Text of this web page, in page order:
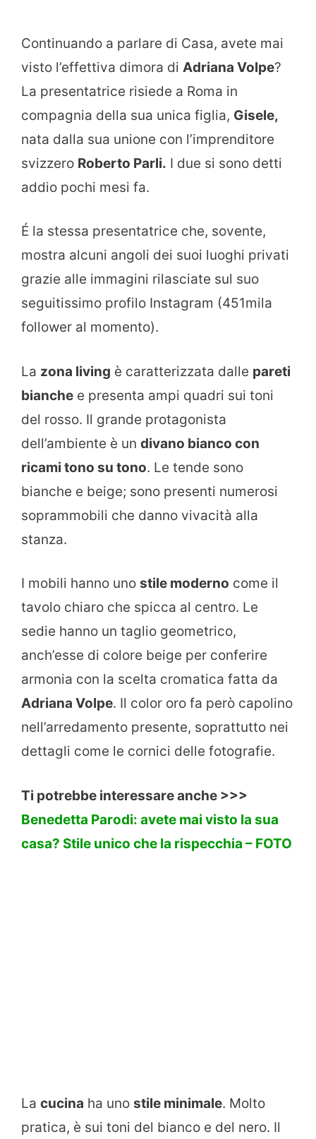
Continuando a parlare di Casa, avete mai
visto l’effettiva dimora di Adriana Volpe?
La presentatrice risiede a Roma in
compagnia della sua unica figlia, Gisele,
nata dalla sua unione con l’imprenditore
svizzero Roberto Parli. I due si sono detti
addio pochi mesi fa.
É la stessa presentatrice che, sovente,
mostra alcuni angoli dei suoi luoghi privati
grazie alle immagini rilasciate sul suo
seguitissimo profilo Instagram (451mila
follower al momento).
La zona living è caratterizzata dalle pareti
bianche e presenta ampi quadri sui toni
del rosso. Il grande protagonista
dell’ambiente è un divano bianco con
ricami tono su tono. Le tende sono
bianche e beige; sono presenti numerosi
soprammobili che danno vivacità alla
stanza.
I mobili hanno uno stile moderno come il
tavolo chiaro che spicca al centro. Le
sedie hanno un taglio geometrico,
anch’esse di colore beige per conferire
armonia con la scelta cromatica fatta da
Adriana Volpe. Il color oro fa però capolino
nell’arredamento presente, soprattutto nei
dettagli come le cornici delle fotografie.
Ti potrebbe interessare anche >>>
Benedetta Parodi: avete mai visto la sua
casa? Stile unico che la rispecchia – FOTO
La cucina ha uno stile minimale. Molto
pratica, è sui toni del bianco e del nero. Il